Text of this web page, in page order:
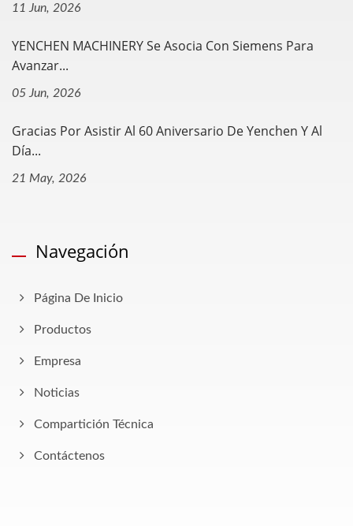
11 Jun, 2026
YENCHEN MACHINERY Se Asocia Con Siemens Para
Avanzar...
05 Jun, 2026
Gracias Por Asistir Al 60 Aniversario De Yenchen Y Al
Día...
21 May, 2026
Navegación
Página De Inicio
Productos
Empresa
Noticias
Compartición Técnica
Contáctenos